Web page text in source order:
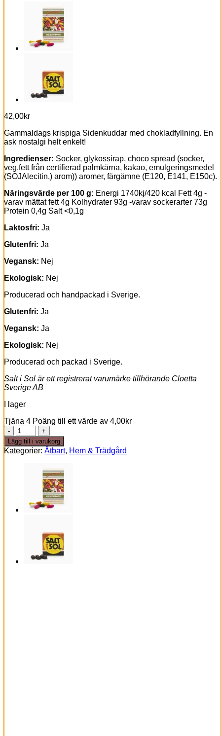
42,00kr
Gammaldags krispiga Sidenkuddar med chokladfyllning. En
ask nostalgi helt enkelt!
Ingredienser: Socker, glykossirap, choco spread (socker,
veg.fett från certifierad palmkärna, kakao, emulgeringsmedel
(SOJAlecitin,) arom)) aromer, färgämne (E120, E141, E150c).
Näringsvärde per 100 g: Energi 1740kj/420 kcal Fett 4g -
varav mättat fett 4g Kolhydrater 93g -varav sockerarter 73g
Protein 0,4g Salt <0,1g
Laktosfri: Ja
Glutenfri: Ja
Vegansk: Nej
Ekologisk: Nej
Producerad och handpackad i Sverige.
Glutenfri: Ja
Vegansk: Ja
Ekologisk: Nej
Producerad och packad i Sverige.
Salt i Sol är ett registrerat varumärke tillhörande Cloetta
Sverige AB
I lager
Tjäna 4 Poäng till ett värde av 4,00kr
Sidenkuddar
100g
mängd
Lägg till i varukorg
Kategorier: Ätbart, Hem & Trädgård